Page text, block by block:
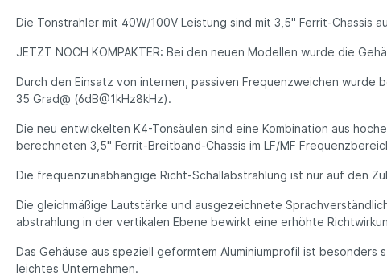
Die Tonstrahler mit 40W/100V Leistung sind mit 3,5" Ferrit-Chassis
JETZT NOCH KOMPAKTER: Bei den neuen Modellen wurde die
Durch den Einsatz von internen, passiven Frequenzweichen
35 Grad@ (6dB@1kHz­8kHz).
Die neu entwickelten K4-Tonsäulen sind eine Kombination aus
berechneten 3,5" Ferrit-Breitband-Chassis im LF/MF
Die frequenzunabhängige Richt-Schallabstrahlung ist nur auf den
Die gleichmäßige Lautstärke und ausgezeichnete
abstrahlung in der vertikalen Ebene bewirkt eine erhöhte
Das Gehäuse aus speziell geformtem Aluminiumprofil ist
leichtes Unternehmen.